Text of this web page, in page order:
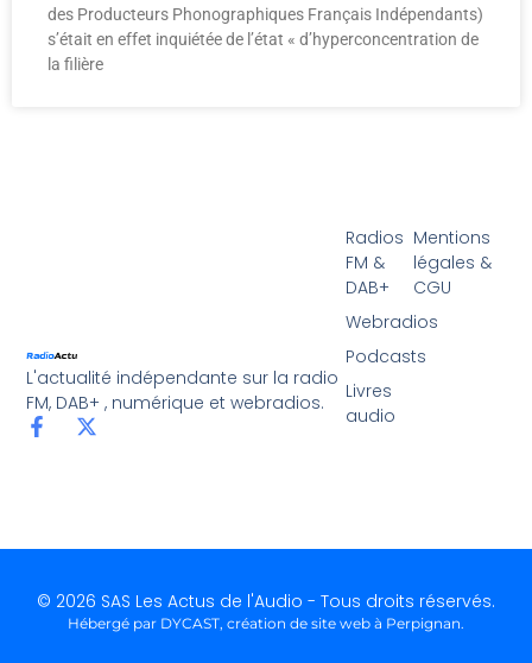
des Producteurs Phonographiques Français Indépendants)
s’était en effet inquiétée de l’état « d’hyperconcentration de
la filière
L'actualité indépendante sur la radio
FM, DAB+ , numérique et webradios.
Radios
FM &
DAB+
Webradios
Podcasts
Livres
audio
Mentions
légales &
CGU
© 2026 SAS Les Actus de l'Audio - Tous droits réservés.
Hébergé par DYCAST, création de site web à Perpignan.